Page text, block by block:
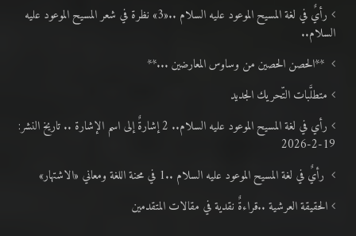
رأيٌ في لغة المسيح الموعود عليه السلام ..«3» نظرة في شعر المسيح الموعود عليه
السلام..
**الحصن الحصين من وساوس المعارضين ...**
متطلَّبات التّحريك الجديد
رأي في لغة المسيح الموعود عليه السلام.. 2 إشارةٌ إلى اسم الإشارة .. تاريخ النشر:
19-2-2026
رأيٌ في لغة المسيح الموعود عليه السلام ..1 في محنة اللغة ومعاني «الاشتهار»
الحقيقة العرشية ..قراءةٌ نقدية في مقالات المتقدمين